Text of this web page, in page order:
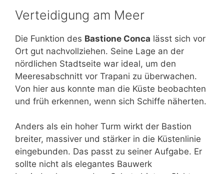
Verteidigung am Meer
Die Funktion des Bastione Conca lässt sich vor
Ort gut nachvollziehen. Seine Lage an der
nördlichen Stadtseite war ideal, um den
Meeresabschnitt vor Trapani zu überwachen.
Von hier aus konnte man die Küste beobachten
und früh erkennen, wenn sich Schiffe näherten.
Anders als ein hoher Turm wirkt der Bastion
breiter, massiver und stärker in die Küstenlinie
eingebunden. Das passt zu seiner Aufgabe. Er
sollte nicht als elegantes Bauwerk